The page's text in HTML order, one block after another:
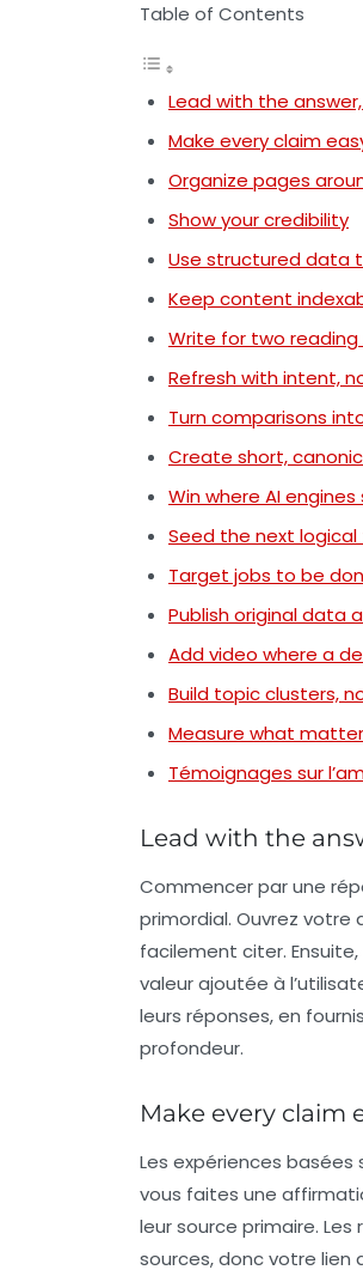
Table of Contents
Lead with the
Make every claim
Organize pages
Show your credibility
Use structured data
Keep content
Write for two
Refresh with intent,
Turn comparisons
Create short,
Win where AI
Seed the next
Target jobs to be
Publish original data
Add video where a
Build topic clusters,
Measure what
Témoignages sur
Lead with the
Commencer par une
primordial. Ouvrez votre
facilement citer.
valeur ajoutée à
leurs réponses, en
profondeur.
Make every claim
Les expériences basées
vous faites une
leur source primaire.
sources, donc votre lien